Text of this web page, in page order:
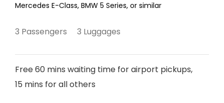
Mercedes E-Class, BMW 5 Series, or similar
3 Passengers 3 Luggages
Free 60 mins waiting time for airport pickups,
15 mins for all others